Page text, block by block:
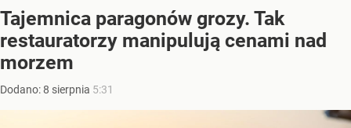
Tajemnica paragonów grozy. Tak
restauratorzy manipulują cenami nad
morzem
Dodano:8 sierpnia 5:31